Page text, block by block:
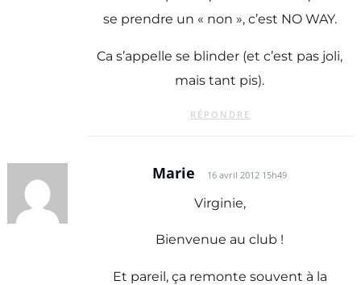
se prendre un « non », c’est NO WAY.
Ca s’appelle se blinder (et c’est pas joli,
mais tant pis).
RÉPONDRE
Marie 16 avril 2012 15h49
Virginie,
Bienvenue au club !
Et pareil, ça remonte souvent à la